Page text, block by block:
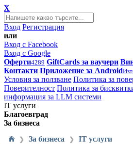
X
Вход Регистрация
или
Вход с Facebook
Вход с Google
Оферти4289 GiftCards за ваучери
Контакти Приложение за Android
Условия за ползване Политика за
Поверителност Политика за
информация за LLM системи
IT услуги
Благоевград
За бизнеса
❯ За бизнеса ❯
IT услуги